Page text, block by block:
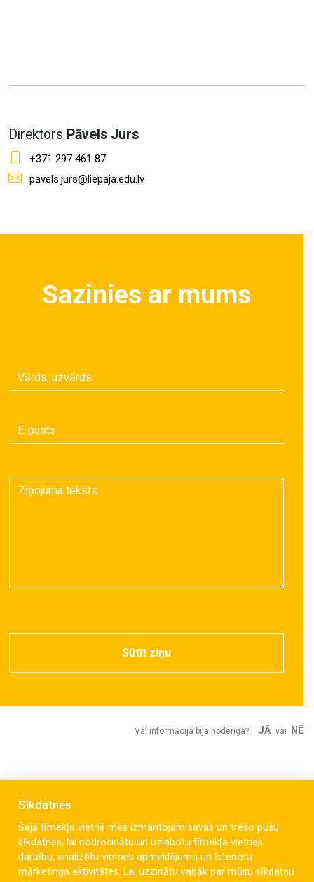
Direktors Pāvels Jurs
+371 297 461 87
pavels.jurs@liepaja.edu.lv
Sazinies ar mums
Sūtīt ziņu
Vai informācija bija noderīga? JĀ vai NĒ
Sīkdatnes
Šajā tīmekļa vietnē mēs izmantojam savas un trešo pušu
sīkdatnes, lai nodrošinātu un uzlabotu tīmekļa vietnes
darbību, analizētu vietnes apmeklējumu un īstenotu
mārketinga aktivitātes. Lai uzzinātu vairāk par mūsu sīkdatņu